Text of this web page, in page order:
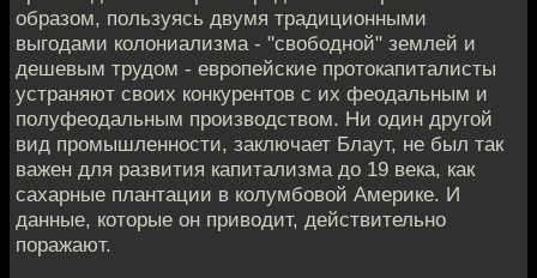
образом, пользуясь двумя традиционными
выгодами колониализма - "свободной" землей и
дешевым трудом - европейские протокапиталисты
устраняют своих конкурентов с их феодальным и
полуфеодальным производством. Ни один другой
вид промышленности, заключает Блаут, не был так
важен для развития капитализма до 19 века, как
сахарные плантации в колумбовой Америке. И
данные, которые он приводит, действительно
поражают.